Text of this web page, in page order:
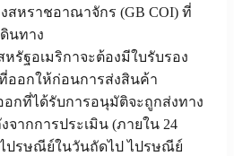
สหราชอาณาจักร (GB COI) ที่
นทาง
หรัฐอเมริกาจะต้องมีใบรับรอง
ที่ออกให้ก่อนการส่งสินค้า
อกที่ได้รับการอนุมัติจะถูกส่งทาง
จากการประเมิน (ภายใน 24
ปรษณีย์ในวันถัดไป ไปรษณีย์